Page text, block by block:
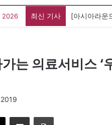
2026 최신 기사
는 의료서비스 ‘
이메일